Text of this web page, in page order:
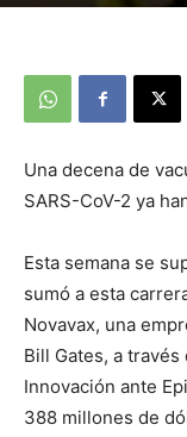
Una decena de
SARS-CoV-2 ya
Esta semana se
sumó a esta
Novavax, una
Bill Gates, a
Innovación ante
388 millones de